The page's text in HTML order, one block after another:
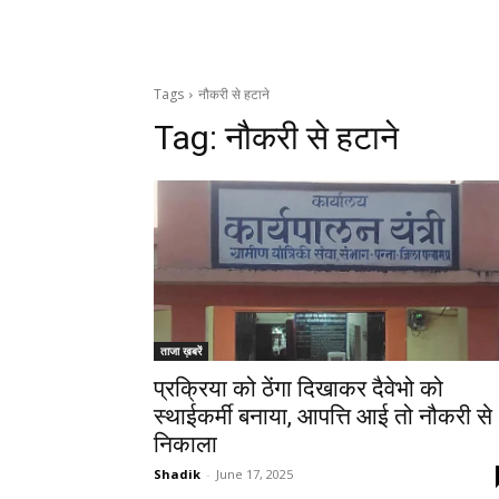
Tags नौकरी से हटाने
Tag:नौकरी से हटाने
ताजा ख़बरें
प्रक्रिया को ठेंगा दिखाकर दैवेभो को
स्थाईकर्मी बनाया, आपत्ति आई तो नौकरी से
निकाला
Shadik - June 17, 2025